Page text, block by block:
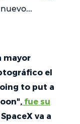
mayor
el
to put a
fue su
va a